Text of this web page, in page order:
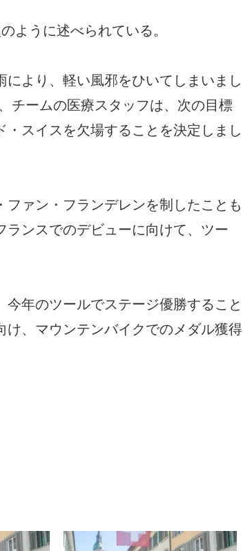
ように述べられている。
により、軽い風邪をひいてしまいまし
チームの医療スタッフは、次の目標
スイスを欠場することを決定しまし
ァン・フランデレンを制したことも
ンスでのデビューに向けて、ツー
年のツールでステージ優勝すること
、マウンテンバイクでのメダル獲得